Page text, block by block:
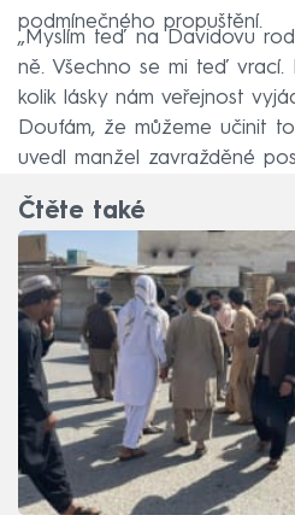
podmínečného propuštění.
„Myslím teď na Davidovu
ně. Všechno se mi teď vrací.
kolik lásky nám veřejnost
Doufám, že můžeme učinit
uvedl manžel zavražděné
Čtěte také